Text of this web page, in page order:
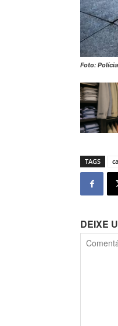
Foto:
TAGS
DEIXE